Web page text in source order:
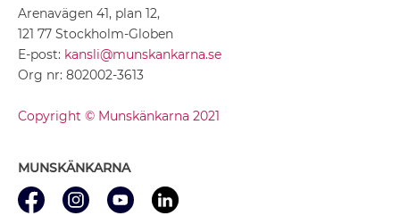
Arenavägen 41, plan 12,
121 77 Stockholm-Globen
E-post: kansli@munskankarna.se
Org nr: 802002-3613
Copyright © Munskänkarna 2021
MUNSKÄNKARNA